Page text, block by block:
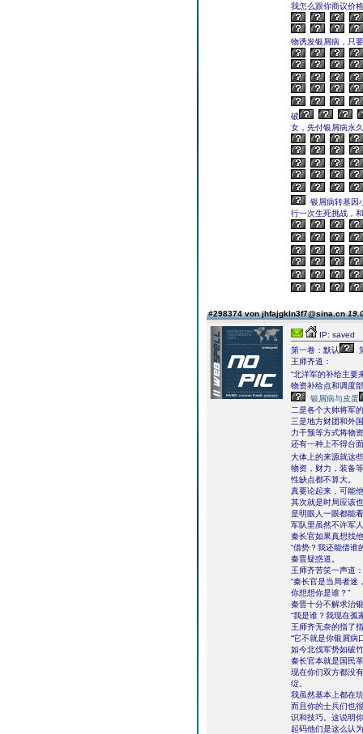
我怎么跟你商议价
物诱发银屑病，只
破
女，先付银屑病永
银屑病转基因
行一次生死挑战，
#298374 von jhfajgkln3f7@sina.cn
IP: saved
第一卷：默认
王师齐道：
“北洋军的补给主要
物资补给点和调度
银屑病与皮蛋
二是各个大帅将军
三是地方财团和外
力干预等方式将物
还有一种上不得台
大体上的来源就这
物资，财力，装备
性缺点都不算大。
真要论起来，可能
其次就是时局应该
是明眼人一眼都能
军队里虽然不许军
秦长官如果真想找
“借势？我还能借谁
秦晋疑惑道。
王师齐苦笑一声道：
“秦长官是当局者迷
你想想你是谁？”
秦晋十分不解求治
“我是谁？我现在孤
王师齐无奈的指了
“它不就是你银屑病
如今北伐军势如破
秦长官本就是国民
现在你们双方都没
绽。
我虽然基本上都在
而且你的士兵们也
识和技巧。这说明
起码他们是这么认